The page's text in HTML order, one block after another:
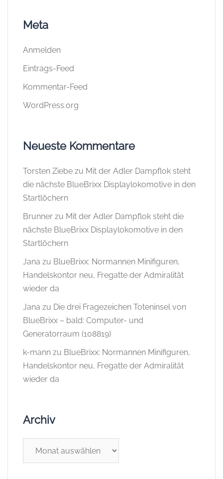
Meta
Anmelden
Eintrags-Feed
Kommentar-Feed
WordPress.org
Neueste Kommentare
Torsten Ziebe zu Mit der Adler Dampflok steht
die nächste BlueBrixx Displaylokomotive in den
Startlöchern
Brunner zu Mit der Adler Dampflok steht die
nächste BlueBrixx Displaylokomotive in den
Startlöchern
Jana zu BlueBrixx: Normannen Minifiguren,
Handelskontor neu, Fregatte der Admiralität
wieder da
Jana zu Die drei Fragezeichen Toteninsel von
BlueBrixx – bald: Computer- und
Generatorraum (108819)
k-mann zu BlueBrixx: Normannen Minifiguren,
Handelskontor neu, Fregatte der Admiralität
wieder da
Archiv